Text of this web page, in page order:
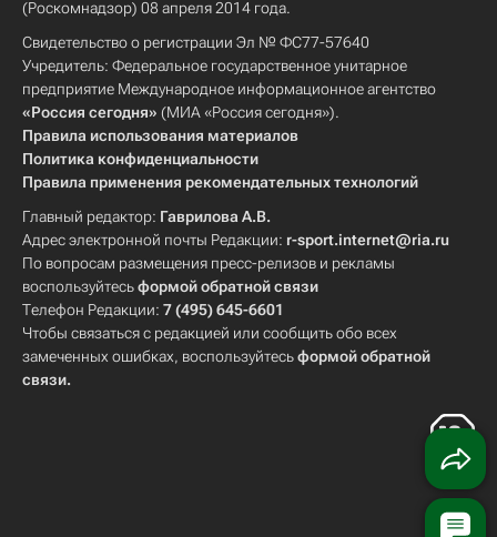
(Роскомнадзор) 08 апреля 2014 года.
Свидетельство о регистрации Эл № ФС77-57640
Учредитель: Федеральное государственное унитарное
предприятие Международное информационное агентство
«Россия сегодня» (МИА «Россия сегодня»).
Правила использования материалов
Политика конфиденциальности
Правила применения рекомендательных технологий
Главный редактор: Гаврилова А.В.
Адрес электронной почты Редакции: r-sport.internet@ria.ru
По вопросам размещения пресс-релизов и рекламы
воспользуйтесьформой обратной связи
Телефон Редакции: 7 (495) 645-6601
Чтобы связаться с редакцией или сообщить обо всех
замеченных ошибках, воспользуйтесьформой обратной
связи.